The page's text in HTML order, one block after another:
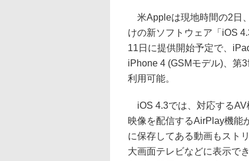
米Appleは現地時間の2日
けの新ソフトウェア「iOS
11日に提供開始予定で、
iPhone 4 (GSMモデル)、第
利用可能。
iOS 4.3では、対応するAV
映像を配信するAirPlay機能
に保存してある動画もスト
大画面テレビなどに表示で